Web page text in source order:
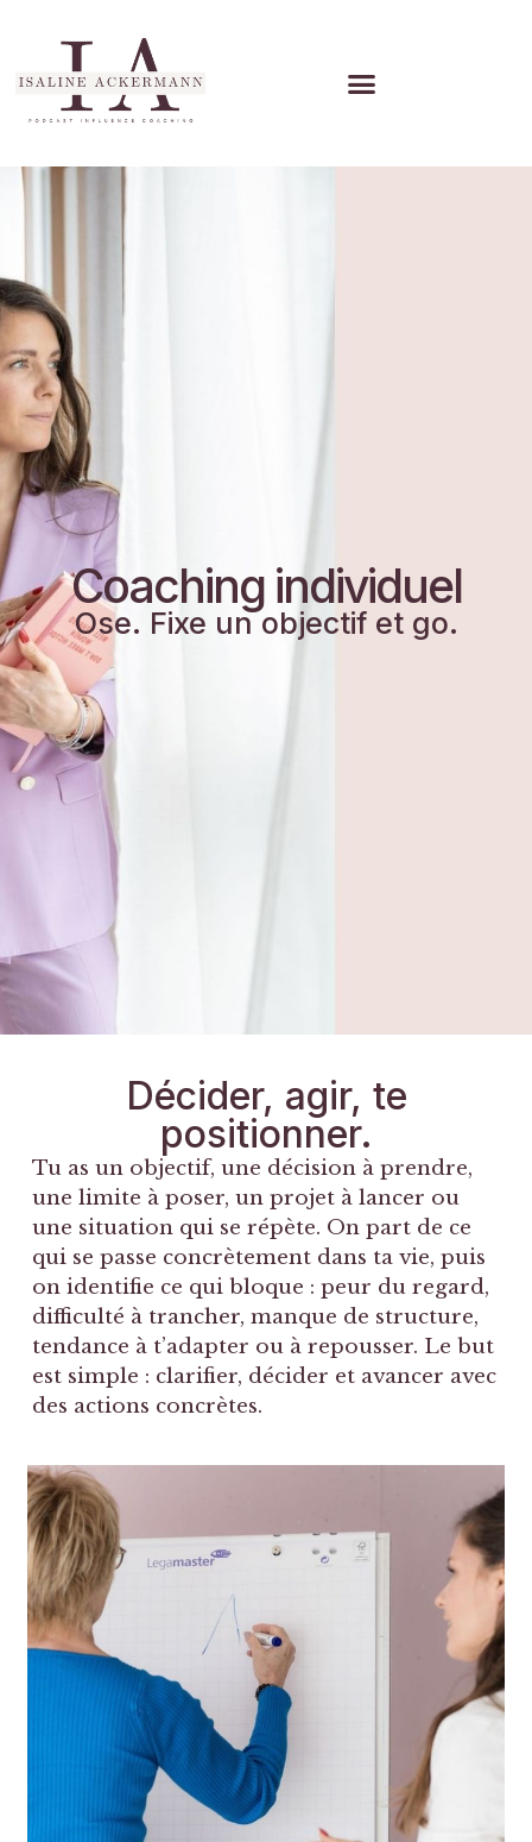
Coaching individuel
Ose. Fixe un objectif et go.
Décider, agir, te
positionner.
Tu as un objectif, une décision à prendre,
une limite à poser, un projet à lancer ou
une situation qui se répète. On part de ce
qui se passe concrètement dans ta vie, puis
on identifie ce qui bloque : peur du regard,
difficulté à trancher, manque de structure,
tendance à t’adapter ou à repousser. Le but
est simple : clarifier, décider et avancer avec
des actions concrètes.